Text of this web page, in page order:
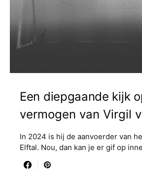
Een diepgaande kijk
vermogen van Virgil
In 2024 is hij de aanvoerder van
Elftal. Nou, dan kan je er gif op